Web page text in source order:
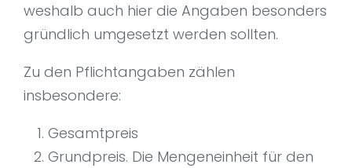
weshalb auch hier die Angaben besonders
gründlich umgesetzt werden sollten.
Zu den Pflichtangaben zählen
insbesondere:
Gesamtpreis
Grundpreis. Die Mengeneinheit für den